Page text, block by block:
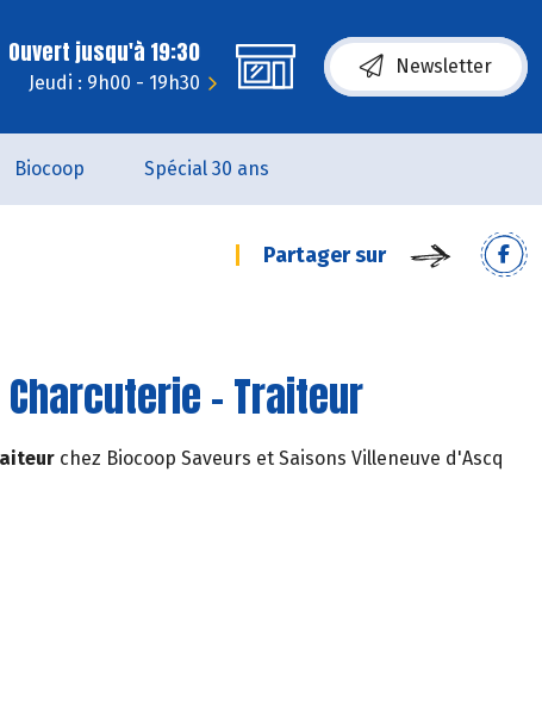
Ouvert jusqu'à 19:30
Jeudi : 9h00 - 19h30
Newsletter
Biocoop Spécial 30 ans
Partager sur
- Traiteur
chez Biocoop Saveurs et Saisons Villeneuve d'Ascq